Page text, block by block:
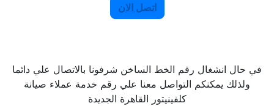
اتصل الان
في حال انشغال رقم الخط الساخن شرفونا بالاتصال علي دائما
ولذلك يمكنكم التواصل معنا علي رقم خدمة عملاء صيانة
كلفينيتور القاهرة الجديدة